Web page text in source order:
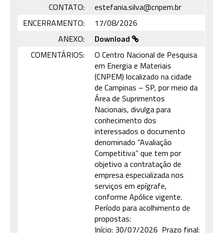
CONTATO:
estefania.silva@cnpem.br
ENCERRAMENTO:
17/08/2026
ANEXO:
Download
COMENTÁRIOS:
O Centro Nacional de Pesquisa
em Energia e Materiais
(CNPEM) localizado na cidade
de Campinas – SP, por meio da
Área de Suprimentos
Nacionais, divulga para
conhecimento dos
interessados o documento
denominado “Avaliação
Competitiva” que tem por
objetivo a contratação de
empresa especializada nos
serviços em epígrafe,
conforme Apólice vigente.
Período para acolhimento de
propostas:
Início: 30/07/2026 Prazo final: